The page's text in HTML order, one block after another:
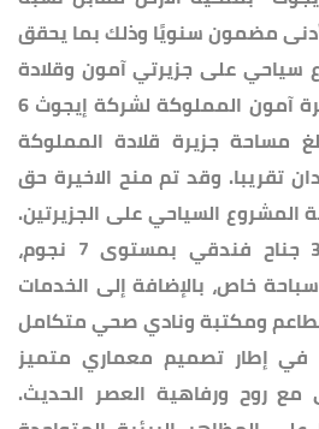
مضمون سنويًا وذلك بما يحقق
على جزيرتي آمون وقلادة
بأسوان تبلغ مساحة جزيرة آمون المملوكة لشركة إيجوث 6
مساحة جزيرة قلادة المملوكة
أوراسكوم 4.5 فدان تقريبا. وقد تم منح الاخيرة حق
المشروع السياحي على الجزيرتين.
يتكون المشروع من 36 جناح فندقي بمستوى 7 نجوم،
خاص، بالإضافة إلى الخدمات
ومكتبة ونادي صحي متكامل
في إطار تصميم معماري متميز
روح ورفاهية العصر الحديث.